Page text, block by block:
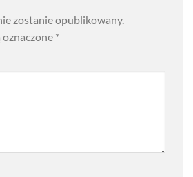
zostanie opublikowany.
*